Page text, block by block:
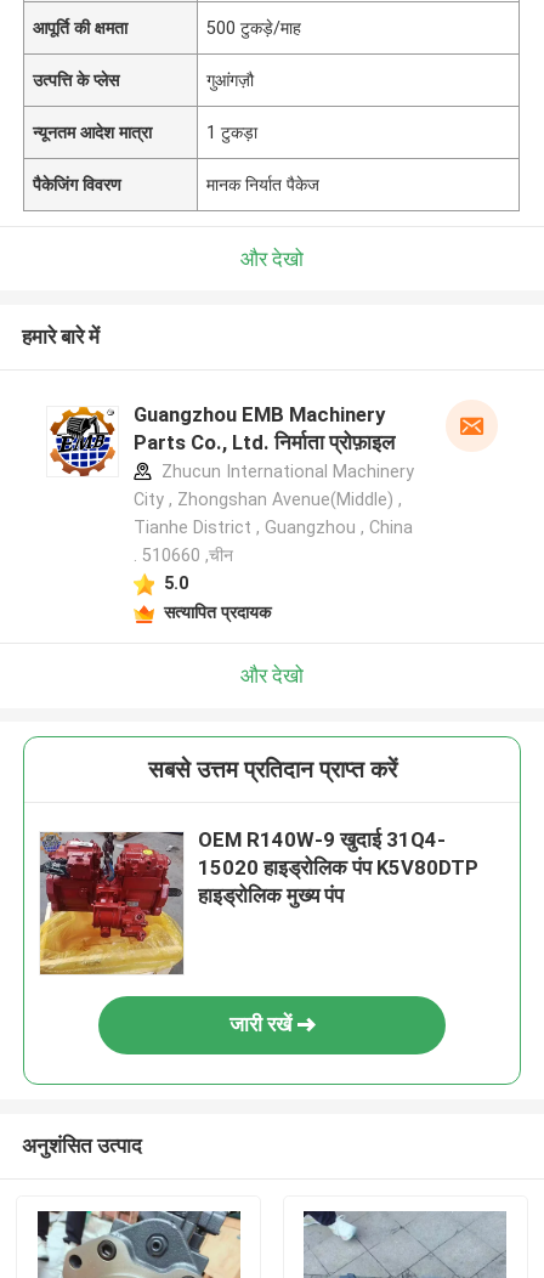
आपूर्ति की क्षमता 500 टुकड़े/माह
उत्पत्ति के प्लेस गुआंगज़ौ
न्यूनतम आदेश मात्रा 1 टुकड़ा
पैकेजिंग विवरण मानक निर्यात पैकेज
और देखो
हमारे बारे में
Guangzhou EMB Machinery
Parts Co., Ltd. निर्माता प्रोफ़ाइल
Zhucun International Machinery
City , Zhongshan Avenue(Middle) ,
Tianhe District , Guangzhou , China
. 510660 ,चीन
5.0
सत्यापित प्रदायक
और देखो
सबसे उत्तम प्रतिदान प्राप्त करें
OEM R140W-9 खुदाई 31Q4-
15020 हाइड्रोलिक पंप K5V80DTP
हाइड्रोलिक मुख्य पंप
जारी रखें
अनुशंसित उत्पाद